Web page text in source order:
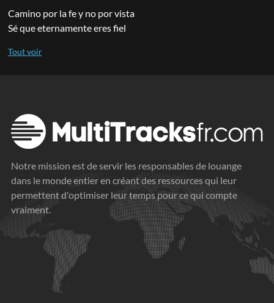
Camino por la fe y no por vista
Sé que eternamente eres fiel
Notre mission est de servir les responsables de louange
dans le monde entier en créant des ressources qui leur
permettent d'optimiser leur temps pour ce qui compte
vraiment.